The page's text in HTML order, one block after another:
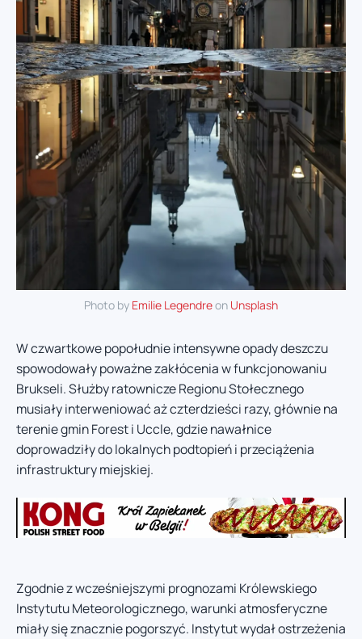
Photo by Emilie Legendreon Unsplash
W czwartkowe popołudnie intensywne opady deszczu
spowodowały poważne zakłócenia w funkcjonowaniu
Brukseli. Służby ratownicze Regionu Stołecznego
musiały interweniować aż czterdzieści razy, głównie na
terenie gmin Forest i Uccle, gdzie nawałnice
doprowadziły do lokalnych podtopień i przeciążenia
infrastruktury miejskiej.
Zgodnie z wcześniejszymi prognozami Królewskiego
Instytutu Meteorologicznego, warunki atmosferyczne
miały się znacznie pogorszyć. Instytut wydał ostrzeżenia